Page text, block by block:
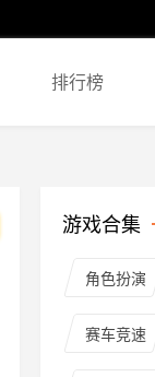
排行榜
游戏合集
角色扮演
赛车竞速